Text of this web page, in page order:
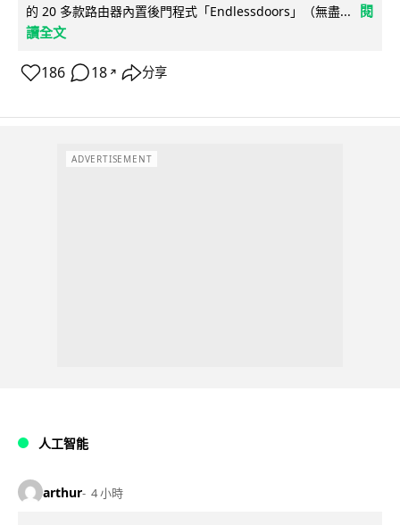
的 20 多款路由器內置後門程式「Endlessdoors」（無盡...
閱
讀全文
186 18 ↗ 分享
ADVERTISEMENT
人工智能
arthur 4 小時